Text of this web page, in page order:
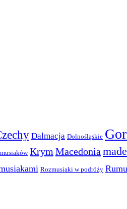
Dalmacja Dolnośląskie
Krym Macedonia
Rozmusiaki w podróży